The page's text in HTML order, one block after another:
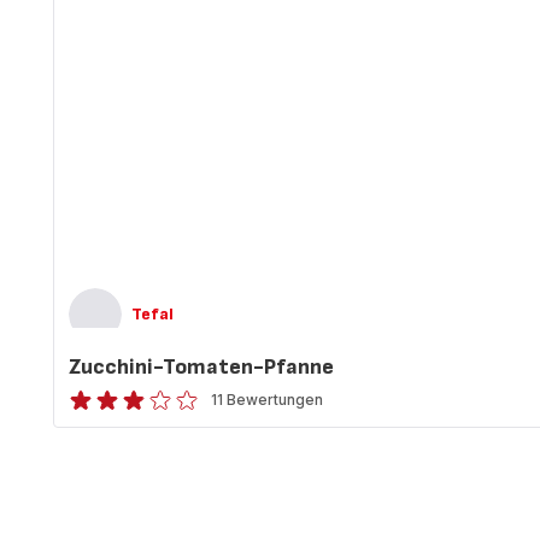
Tefal
Zucchini-Tomaten-Pfanne
ratings.2.8
11 Bewertungen